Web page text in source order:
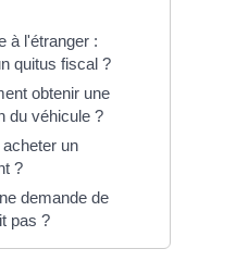
à l'étranger :
quitus fiscal ?
obtenir une
du véhicule ?
un
?
demande de
pas ?